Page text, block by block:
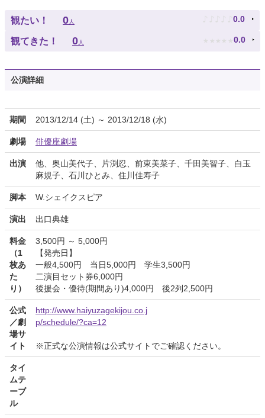
観たい！ 0人 ♪ ♪ ♪ ♪ ♪ 0.0
観てきた！ 0人 ★ ★ ★ ★ ★ 0.0
公演詳細
期間 2013/12/14 (土) ～ 2013/12/18 (水)
劇場 俳優座劇場
出演
他、奥山美代子、片渕忍、前東美菜子、千田美智子、白玉
麻規子、石川ひとみ、住川佳寿子
脚本 W.シェイクスピア
演出 出口典雄
料金
（1
枚あ
た
り）
3,500円 ～ 5,000円
【発売日】
一般4,500円 当日5,000円 学生3,500円
二演目セット券6,000円
後援会・優待(期間あり)4,000円 後2列2,500円
公式
／劇
場サ
イト
http://www.haiyuzagekijou.co.j
p/schedule/?ca=12
※正式な公演情報は公式サイトでご確認ください。
タイ
ムテ
ーブ
ル